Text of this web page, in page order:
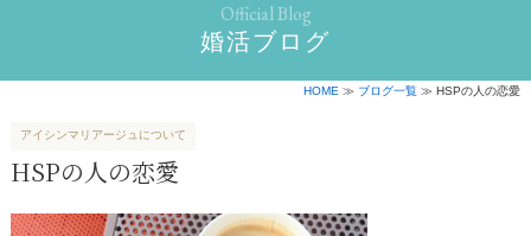
Official Blog
婚活ブログ
HOME ≫ ブログ一覧 ≫ HSPの人の恋愛
アイシンマリアージュについて
HSPの人の恋愛